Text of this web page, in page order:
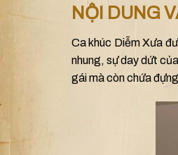
NỘI DUNG
Ca khúc Diễm Xưa
nhung, sự day dứt
gái mà còn chứa